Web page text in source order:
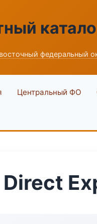
федеральный
Центральный ФО